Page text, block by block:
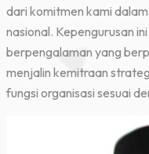
dari komitmen kami
nasional. Kepengurusan
berpengalaman yang
menjalin kemitraan
fungsi organisasi sesuai